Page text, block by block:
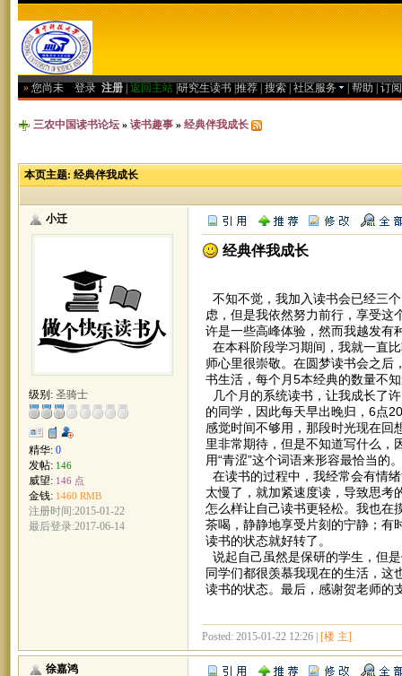
» 您尚未 登录 注册 返回主站 研究生读书 推荐 搜索 社区服务 帮助 订
三农中国读书论坛 » 读书趣事 » 经典伴我成长
本页主题: 经典伴我成长
小迁
级别: 圣骑士
精华: 0
发帖: 146
威望: 146 点
金钱: 1460 RMB
注册时间:2015-01-22
最后登录:2017-06-14
经典伴我成长
不知不觉，我加入读书会已经三
虑，但是我依然努力前行，享受这
许是一些高峰体验，然而我越发有
在本科阶段学习期间，我就一直
师心里很崇敬。在圆梦读书会之后
书生活，每个月5本经典的数量不
几个月的系统读书，让我成长了
的同学，因此每天早出晚归，6点
感觉时间不够用，那段时光现在回
里非常期待，但是不知道写什么，
用“青涩”这个词语来形容最恰当的。
在读书的过程中，我经常会有情
太慢了，就加紧速度读，导致思考
怎么样让自己读书更轻松。我也在
茶喝，静静地享受片刻的宁静；有
读书的状态就好转了。
说起自己虽然是保研的学生，但
同学们都很羡慕我现在的生活，这
读书的状态。最后，感谢贺老师的
Posted: 2015-01-22 12:26 | [楼 主]
徐嘉鸿